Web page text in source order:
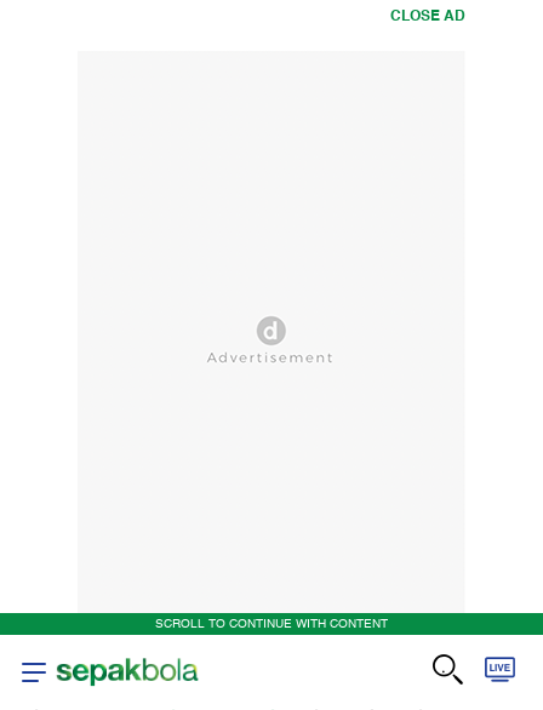
CLOSE AD
SCROLL TO CONTINUE WITH CONTENT